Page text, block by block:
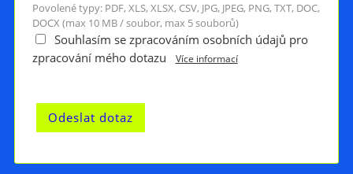
Povolené typy: PDF, XLS, XLSX, CSV, JPG, JPEG, PNG, TXT, DOC,
DOCX (max 10 MB / soubor, max 5 souborů)
Souhlasím se zpracováním osobních údajů pro
zpracování mého dotazu
Více informací